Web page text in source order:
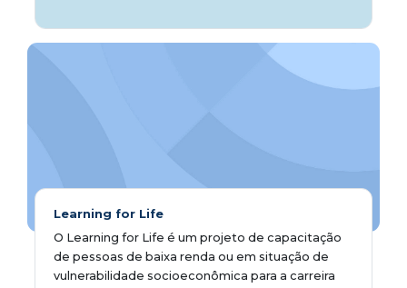
Learning for Life
O Learning for Life é um projeto de capacitação
de pessoas de baixa renda ou em situação de
vulnerabilidade socioeconômica para a carreira